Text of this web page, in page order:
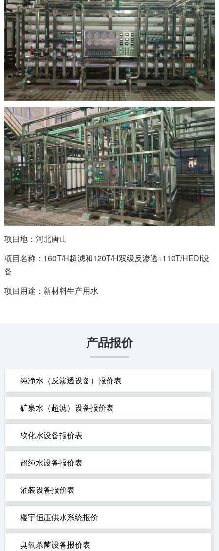
项目地：河北唐山
项目名称：160T/H超滤和120T/H双级反渗透+110T/HEDI设
备
项目用途：新材料生产用水
产品报价
纯净水（反渗透设备）报价表
矿泉水（超滤）设备报价表
软化水设备报价表
超纯水设备报价表
灌装设备报价表
楼宇恒压供水系统报价
臭氧杀菌设备报价表